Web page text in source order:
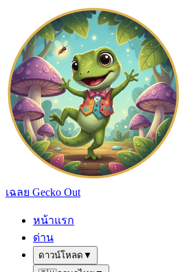
เฉลย Gecko Out
หน้าแรก
ด่าน
ดาวน์โหลด ▼